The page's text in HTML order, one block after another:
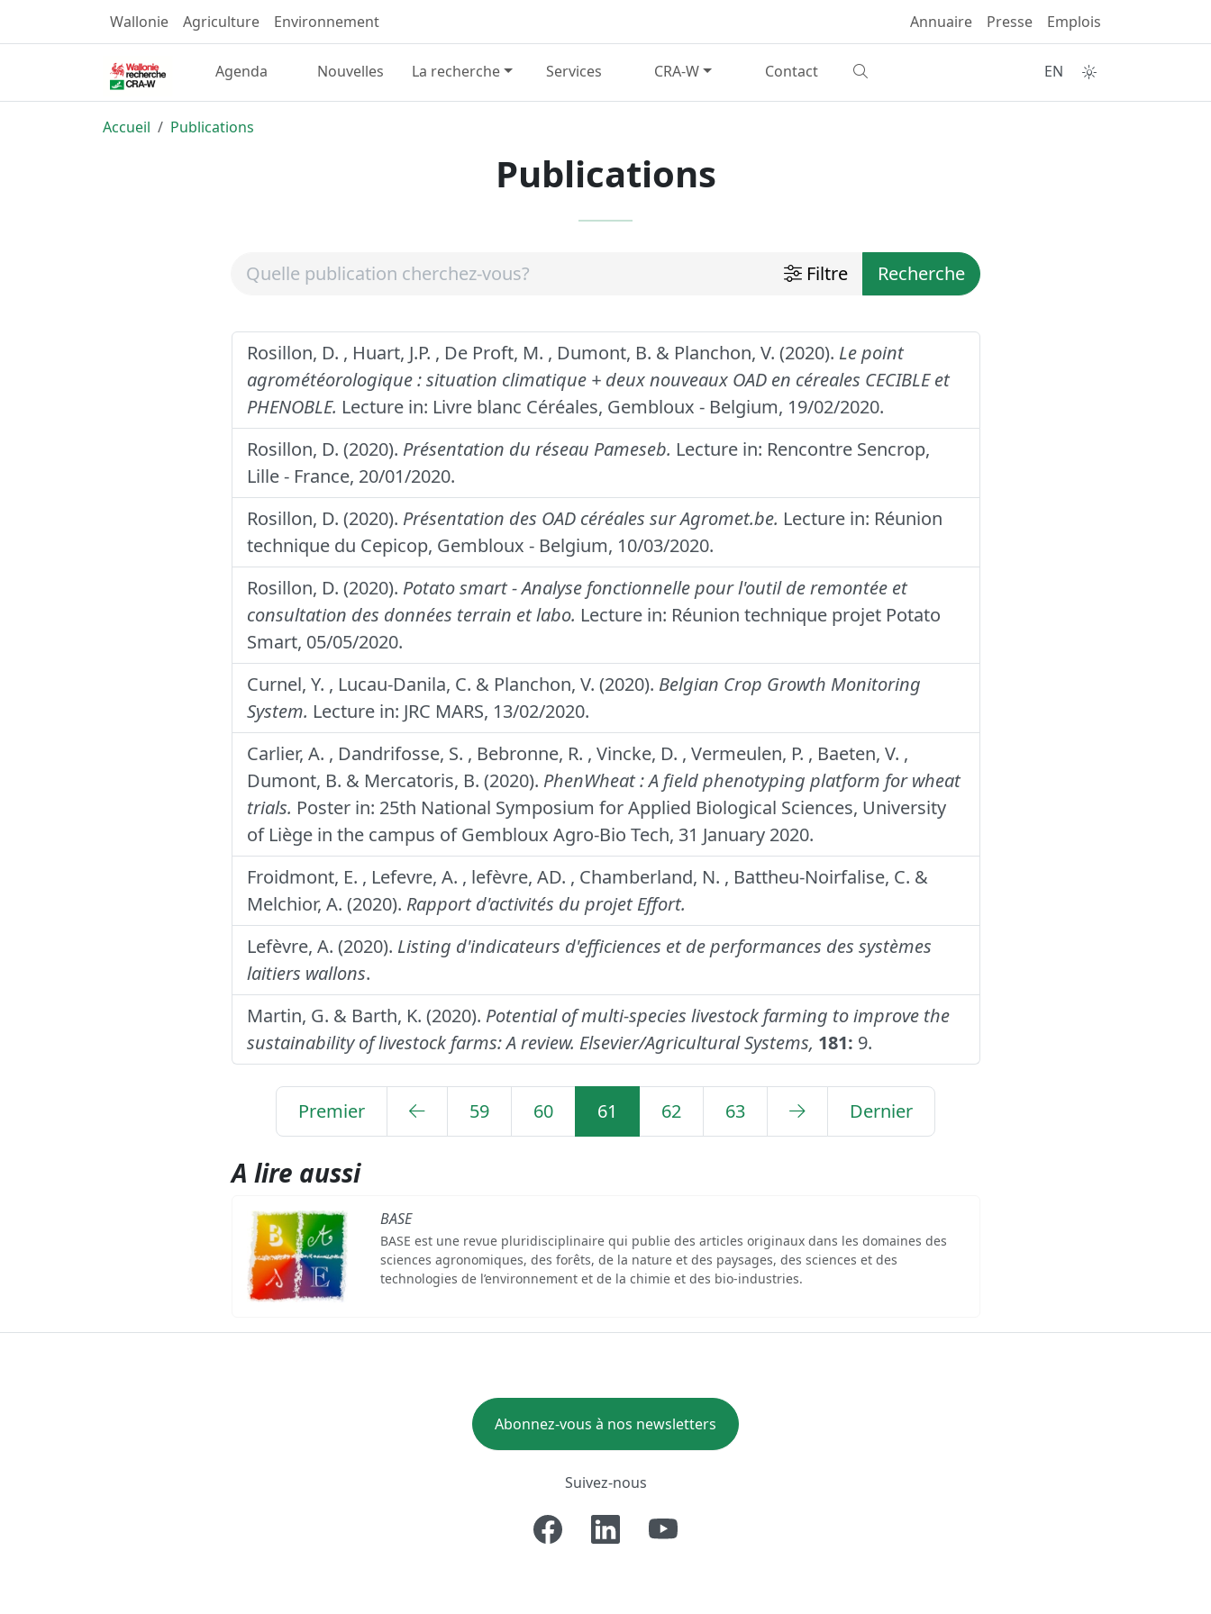
Wallonie Agriculture Environnement Annuaire Presse Emplois
Agenda Nouvelles La recherche Services CRA-W Contact EN
Accueil Publications
Publications
Filtre Recherche
Rosillon, D. , Huart, J.P. , De Proft, M. , Dumont, B. & Planchon, V. (2020). Le point
agrométéorologique : situation climatique + deux nouveaux OAD en céreales CECIBLE et
PHENOBLE. Lecture in: Livre blanc Céréales, Gembloux - Belgium, 19/02/2020.
Rosillon, D. (2020). Présentation du réseau Pameseb. Lecture in: Rencontre Sencrop,
Lille - France, 20/01/2020.
Rosillon, D. (2020). Présentation des OAD céréales sur Agromet.be. Lecture in: Réunion
technique du Cepicop, Gembloux - Belgium, 10/03/2020.
Rosillon, D. (2020). Potato smart - Analyse fonctionnelle pour l'outil de remontée et
consultation des données terrain et labo. Lecture in: Réunion technique projet Potato
Smart, 05/05/2020.
Curnel, Y. , Lucau-Danila, C. & Planchon, V. (2020). Belgian Crop Growth Monitoring
System. Lecture in: JRC MARS, 13/02/2020.
Carlier, A. , Dandrifosse, S. , Bebronne, R. , Vincke, D. , Vermeulen, P. , Baeten, V. ,
Dumont, B. & Mercatoris, B. (2020). PhenWheat : A field phenotyping platform for wheat
trials. Poster in: 25th National Symposium for Applied Biological Sciences, University
of Liège in the campus of Gembloux Agro-Bio Tech, 31 January 2020.
Froidmont, E. , Lefevre, A. , lefèvre, AD. , Chamberland, N. , Battheu-Noirfalise, C. &
Melchior, A. (2020). Rapport d'activités du projet Effort.
Lefèvre, A. (2020). Listing d'indicateurs d'efficiences et de performances des systèmes
laitiers wallons.
Martin, G. & Barth, K. (2020). Potential of multi-species livestock farming to improve the
sustainability of livestock farms: A review. Elsevier/Agricultural Systems, 181: 9.
Premier 59 60 61 62 63 Dernier
A lire aussi
BASE
BASE est une revue pluridisciplinaire qui publie des articles originaux dans les domaines des
sciences agronomiques, des forêts, de la nature et des paysages, des sciences et des
technologies de l’environnement et de la chimie et des bio-industries.
Abonnez-vous à nos newsletters
Suivez-nous